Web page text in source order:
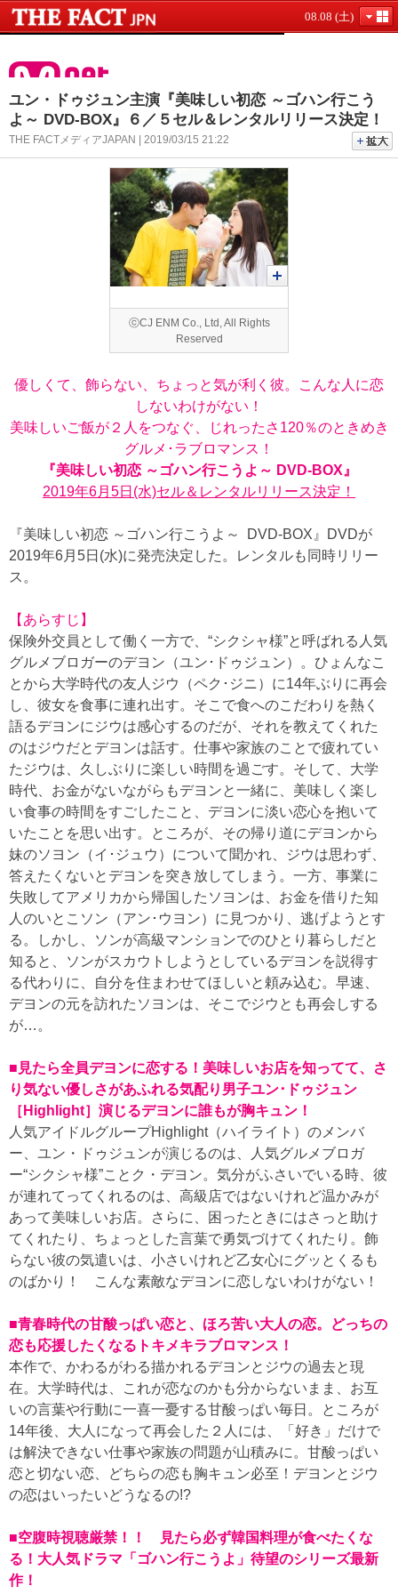
08.08 (土)
ユン・ドゥジュン主演『美味しい初恋 ～ゴハン行こう
よ～ DVD-BOX』６／５セル＆レンタルリリース決定！
THE FACTメディアJAPAN | 2019/03/15 21:22
ⓒCJ ENM Co., Ltd, All Rights
Reserved
優しくて、飾らない、ちょっと気が利く彼。こんな人に恋
しないわけがない！
美味しいご飯が２人をつなぐ、じれったさ120％のときめき
グルメ･ラブロマンス！
『美味しい初恋 ～ゴハン行こうよ～ DVD-BOX』
2019年6月5日(水)セル＆レンタルリリース決定！
『美味しい初恋 ～ゴハン行こうよ～ DVD-BOX』DVDが
2019年6月5日(水)に発売決定した。レンタルも同時リリー
ス。
【 あらすじ】
保険外交員として働く一方で、“シクシャ様”と呼ばれる人気
グルメブロガーのデヨン（ユン･ドゥジュン）。ひょんなこ
とから大学時代の友人ジウ（ペク･ジニ）に14年ぶりに再会
し、彼女を食事に連れ出す。そこで食へのこだわりを熱く
語るデヨンにジウは感心するのだが、それを教えてくれた
のはジウだとデヨンは話す。仕事や家族のことで疲れてい
たジウは、久しぶりに楽しい時間を過ごす。そして、大学
時代、お金がないながらもデヨンと一緒に、美味しく楽し
い食事の時間をすごしたこと、デヨンに淡い恋心を抱いて
いたことを思い出す。ところが、その帰り道にデヨンから
妹のソヨン（イ･ジュウ）について聞かれ、ジウは思わず、
答えたくないとデヨンを突き放してしまう。一方、事業に
失敗してアメリカから帰国したソヨンは、お金を借りた知
人のいとこソン（アン･ウヨン）に見つかり、逃げようとす
る。しかし、ソンが高級マンションでのひとり暮らしだと
知ると、ソンがスカウトしようとしているデヨンを説得す
る代わりに、自分を住まわせてほしいと頼み込む。早速、
デヨンの元を訪れたソヨンは、そこでジウとも再会しする
が…。
■見たら全員デヨンに恋する！美味しいお店を知ってて、さ
り気ない優しさがあふれる気配り男子ユン･ドゥジュン
［Highlight］演じるデヨンに誰もが胸キュン！
人気アイドルグループHighlight（ハイライト）のメンバ
ー、ユン・ドゥジュンが演じるのは、人気グルメブロガ
ー“シクシャ様”ことク・デヨン。気分がふさいでいる時、彼
が連れてってくれるのは、高級店ではないけれど温かみが
あって美味しいお店。さらに、困ったときにはさっと助け
てくれたり、ちょっとした言葉で勇気づけてくれたり。飾
らない彼の気遣いは、小さいけれど乙女心にグッとくるも
のばかり！ こんな素敵なデヨンに恋しないわけがない！
■青春時代の甘酸っぱい恋と、ほろ苦い大人の恋。どっちの
恋も応援したくなるトキメキラブロマンス！
本作で、かわるがわる描かれるデヨンとジウの過去と現
在。大学時代は、これが恋なのかも分からないまま、お互
いの言葉や行動に一喜一憂する甘酸っぱい毎日。ところが
14年後、大人になって再会した２人には、「好き」だけで
は解決できない仕事や家族の問題が山積みに。甘酸っぱい
恋と切ない恋、どちらの恋も胸キュン必至！デヨンとジウ
の恋はいったいどうなるの!?
■空腹時視聴厳禁！！ 見たら必ず韓国料理が食べたくな
る！大人気ドラマ「ゴハン行こうよ」待望のシリーズ最新
作！